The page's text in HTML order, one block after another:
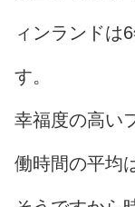
ィンランドは
す。
幸福度の高い
働時間の平均